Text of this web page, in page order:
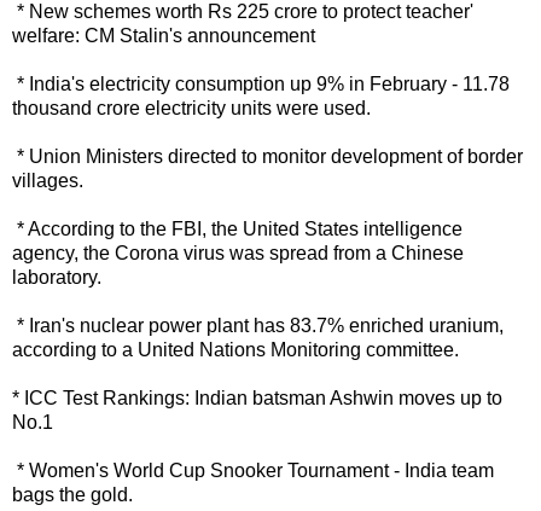
* New schemes worth Rs 225 crore to protect teacher'
welfare: CM Stalin's announcement
* India's electricity consumption up 9% in February - 11.78
thousand crore electricity units were used.
* Union Ministers directed to monitor development of border
villages.
* According to the FBI, the United States intelligence
agency, the Corona virus was spread from a Chinese
laboratory.
* Iran's nuclear power plant has 83.7% enriched uranium,
according to a United Nations Monitoring committee.
* ICC Test Rankings: Indian batsman Ashwin moves up to
No.1
* Women's World Cup Snooker Tournament - India team
bags the gold.